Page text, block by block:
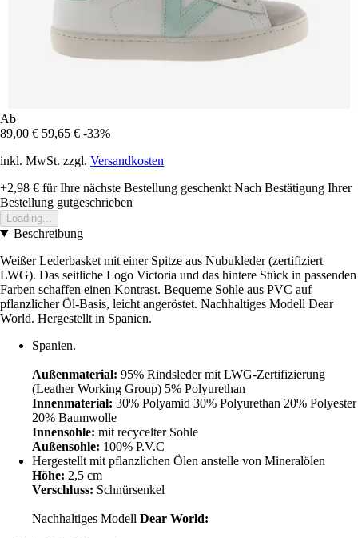
Ab
89,00 € 59,65 € -33%
inkl. MwSt. zzgl. Versandkosten
+2,98 € für Ihre nächste Bestellung geschenkt Nach Bestätigung Ihrer
Bestellung gutgeschrieben
Loading...
Beschreibung
Weißer Lederbasket mit einer Spitze aus Nubukleder (zertifiziert
LWG). Das seitliche Logo Victoria und das hintere Stück in passenden
Farben schaffen einen Kontrast. Bequeme Sohle aus PVC auf
pflanzlicher Öl-Basis, leicht angeröstet. Nachhaltiges Modell Dear
World. Hergestellt in Spanien.
Spanien.
Außenmaterial: 95% Rindsleder mit LWG-Zertifizierung
(Leather Working Group) 5% Polyurethan
Innenmaterial: 30% Polyamid 30% Polyurethan 20% Polyester
20% Baumwolle
Innensohle: mit recycelter Sohle
Außensohle: 100% P.V.C
Hergestellt mit pflanzlichen Ölen anstelle von Mineralölen
Höhe: 2,5 cm
Verschluss: Schnürsenkel
Nachhaltiges Modell Dear World: